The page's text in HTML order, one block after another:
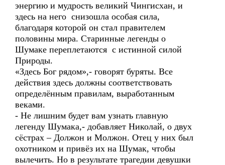
энергию и мудрость великий Чингисхан, и
здесь на него снизошла особая сила,
благодаря которой он стал правителем
половины мира. Старинные легенды о
Шумаке переплетаются с истинной силой
Природы.
«Здесь Бог рядом»,- говорят буряты. Все
действия здесь должны соответствовать
определённым правилам, выработанным
веками.
- Не лишним будет вам узнать главную
легенду Шумака,- добавляет Николай, о двух
сёстрах – Должон и Молжон. Отец у них был
охотником и привёз их на Шумак, чтобы
вылечить. Но в результате трагедии девушки